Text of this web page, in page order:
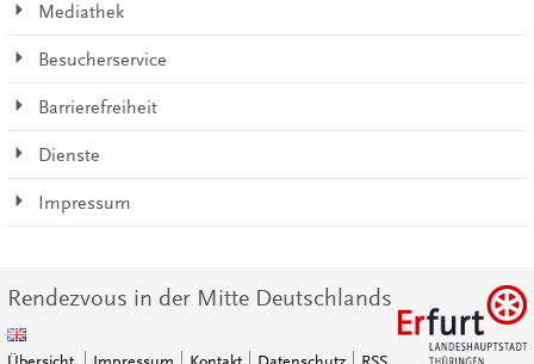
Mediathek
Besucherservice
Barrierefreiheit
Dienste
Impressum
Rendezvous in der Mitte Deutschlands